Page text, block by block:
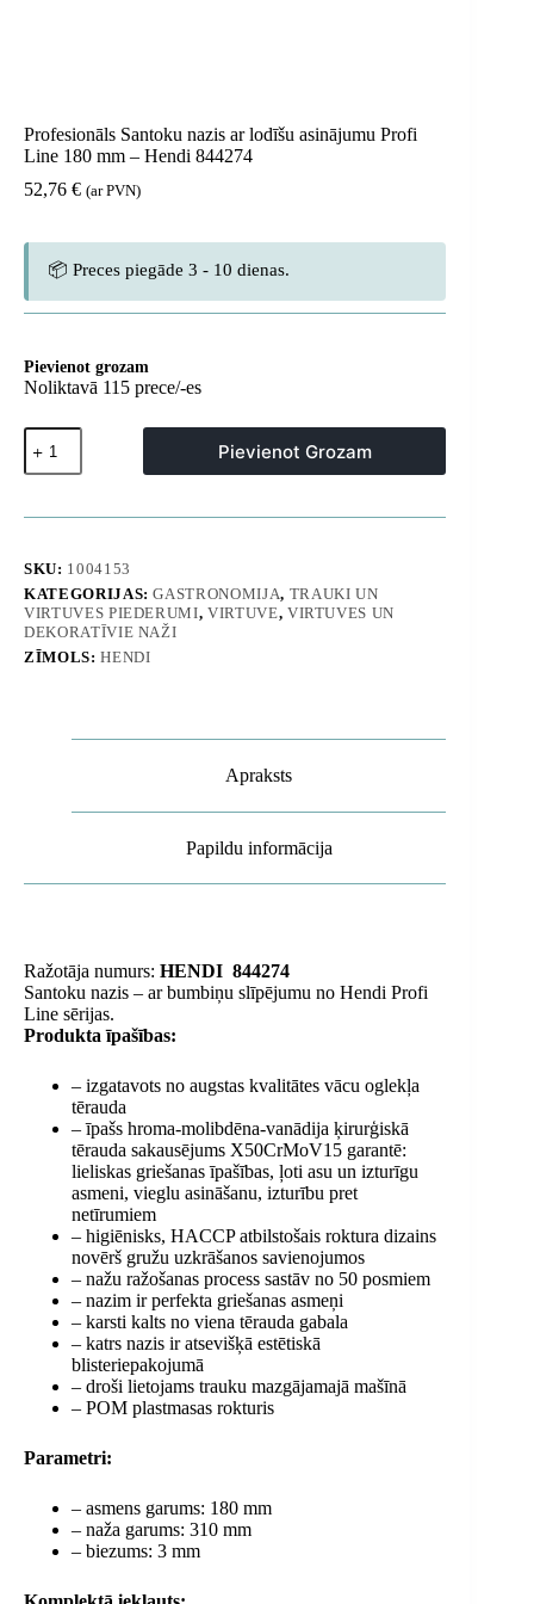
Profesionāls Santoku nazis ar lodīšu asinājumu Profi
Line 180 mm – Hendi 844274
52,76 € (ar PVN)
📦 Preces piegāde 3 - 10 dienas.
Pievienot grozam
Noliktavā 115 prece/-es
Profesionāls
Santoku
nazis
lodīšu
Line
180
mm
-
Hendi
Pievienot Grozam
SKU: 1004153
KATEGORIJAS:GASTRONOMIJA, TRAUKI UN
VIRTUVES PIEDERUMI,VIRTUVE, VIRTUVES UN
DEKORATĪVIE NAŽI
ZĪMOLS:HENDI
Apraksts
Papildu informācija
Ražotāja numurs: HENDI 844274
Santoku nazis – ar bumbiņu slīpējumu no Hendi Profi
Line sērijas.
Produkta īpašības:
– izgatavots no augstas kvalitātes vācu oglekļa
tērauda
– īpašs hroma-molibdēna-vanādija ķirurģiskā
tērauda sakausējums X50CrMoV15 garantē:
lieliskas griešanas īpašības, ļoti asu un izturīgu
asmeni, vieglu asināšanu, izturību pret
netīrumiem
– higiēnisks, HACCP atbilstošais roktura dizains
novērš gružu uzkrāšanos savienojumos
– nažu ražošanas process sastāv no 50 posmiem
– nazim ir perfekta griešanas asmeņi
– karsti kalts no viena tērauda gabala
– katrs nazis ir atsevišķā estētiskā
blisteriepakojumā
– droši lietojams trauku mazgājamajā mašīnā
– POM plastmasas rokturis
Parametri:
– asmens garums: 180 mm
– naža garums: 310 mm
– biezums: 3 mm